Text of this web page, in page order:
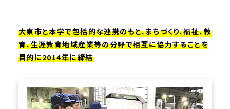
大東市と本学で包括的な連携のもと、まちづくり、福祉、教
育、生涯教育地域産業等の分野で相互に協力することを
目的に2014年に締結